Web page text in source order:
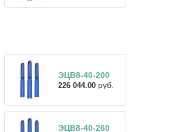
ЭЦВ8-40-200
226 044.00 руб.
ЭЦВ8-40-260